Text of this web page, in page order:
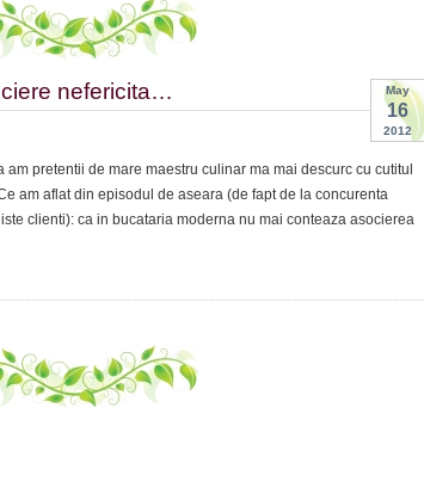
May
16
2012
nefericita…
pretentii de mare maestru culinar ma mai descurc cu cutitul
am aflat din episodul de aseara (de fapt de la concurenta
clienti): ca in bucataria moderna nu mai conteaza asocierea